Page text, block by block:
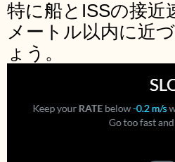
特に船とISSの接近
メートル以内に近
ょう。